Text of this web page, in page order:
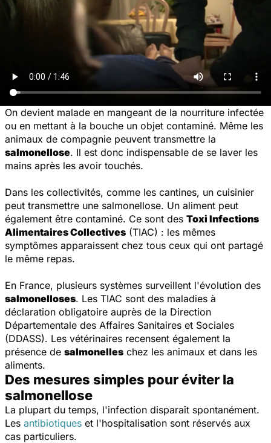
On devient malade en mangeant de la nourriture infectée
ou en mettant à la bouche un objet contaminé. Même les
animaux de compagnie peuvent transmettre la
salmonellose. Il est donc indispensable de se laver les
mains après les avoir touchés.
Dans les collectivités, comme les cantines, un cuisinier
peut transmettre une salmonellose. Un aliment peut
également être contaminé. Ce sont des Toxi Infections
Alimentaires Collectives (TIAC) : les mêmes
symptômes apparaissent chez tous ceux qui ont partagé
le même repas.
En France, plusieurs systèmes surveillent l'évolution des
salmonelloses. Les TIAC sont des maladies à
déclaration obligatoire auprès de la Direction
Départementale des Affaires Sanitaires et Sociales
(DDASS). Les vétérinaires recensent également la
présence de salmonelles chez les animaux et dans les
aliments.
Des mesures simples pour éviter la
salmonellose
La plupart du temps, l'infection disparaît spontanément.
Les antibiotiques et l'hospitalisation sont réservés aux
cas particuliers.